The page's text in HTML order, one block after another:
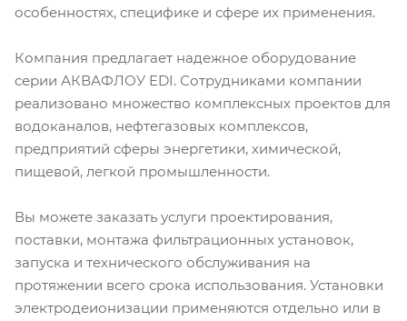
особенностях, специфике и сфере их применения.
Компания предлагает надежное оборудование
серии АКВАФЛОУ EDI. Сотрудниками компании
реализовано множество комплексных проектов для
водоканалов, нефтегазовых комплексов,
предприятий сферы энергетики, химической,
пищевой, легкой промышленности.
Вы можете заказать услуги проектирования,
поставки, монтажа фильтрационных установок,
запуска и технического обслуживания на
протяжении всего срока использования. Установки
электродеионизации применяются отдельно или в